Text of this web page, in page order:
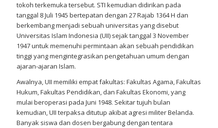
tokoh terkemuka tersebut. STI kemudian didirikan pada
tanggal 8 Juli 1945 bertepatan dengan 27 Rajab 1364 H dan
berkembang menjadi sebuah universitas yang disebut
Universitas Islam Indonesia (UII) sejak tanggal 3 November
1947 untuk memenuhi permintaan akan sebuah pendidikan
tinggi yang mengintegrasikan pengetahuan umum dengan
ajaran-ajaran Islam.
Awalnya, UII memiliki empat fakultas: Fakultas Agama, Fakultas
Hukum, Fakultas Pendidikan, dan Fakultas Ekonomi, yang
mulai beroperasi pada Juni 1948. Sekitar tujuh bulan
kemudian, UII terpaksa ditutup akibat agresi militer Belanda.
Banyak siswa dan dosen bergabung dengan tentara